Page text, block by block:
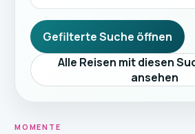
Gefilterte Suche öffnen
Alle Reisen mit diesen
ansehen
MOMENTE